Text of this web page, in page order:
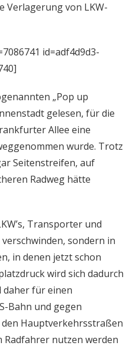
Verlagerung von LKW-
id=adf4d9d3-
„Pop up
gelesen, für die
Allee eine
wurde. Trotz
Seitenstreifen, auf
Radweg hätte
Transporter und
verschwinden, sondern in
in denen jetzt schon
wird sich dadurch
daher für einen
Bahn und gegen
Hauptverkehrsstraßen
Radfahrer nutzen werden